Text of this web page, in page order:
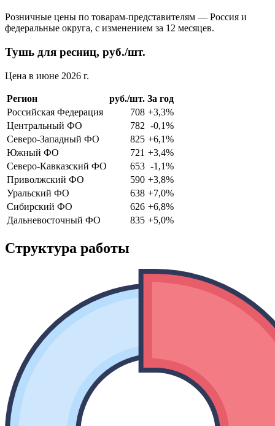
Розничные цены по товарам-представителям — Россия и
федеральные округа, с изменением за 12 месяцев.
Тушь для ресниц, руб./шт.
Цена в июне 2026 г.
Регион руб./шт. За год
Российская Федерация
708 +3,3%
Центральный ФО
782 -0,1%
Северо-Западный ФО
825 +6,1%
Южный ФО
721 +3,4%
Северо-Кавказский ФО
653 -1,1%
Приволжский ФО
590 +3,8%
Уральский ФО
638 +7,0%
Сибирский ФО
626 +6,8%
Дальневосточный ФО
835 +5,0%
Структура работы